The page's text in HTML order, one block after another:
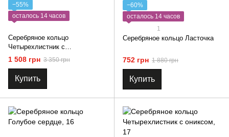
−55%
осталось 14 часов
Серебряное кольцо
Четырехлистник с
перламутром
1 508 грн 3 350 грн
Купить
−60%
осталось 14 часов
1
Серебряное кольцо Ласточка
752 грн 1 880 грн
Купить